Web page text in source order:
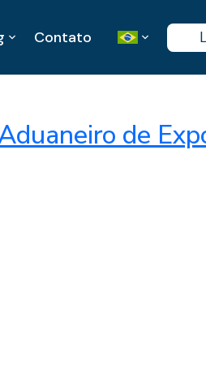
Contato
de